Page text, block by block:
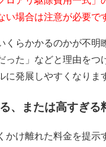
い場合は注意が必要で
くらかかるのかが不明
った」などと理由をつ
に発展しやすくなりま
、または高すぎる
かけ離れた料金を提示